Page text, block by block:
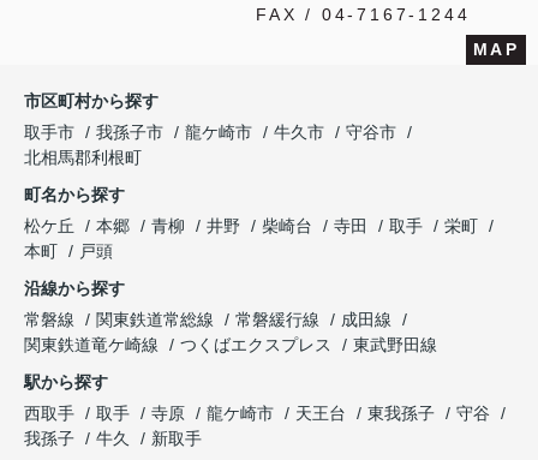
FAX / 04-7167-1244
MAP
市区町村から探す
取手市
我孫子市 龍ケ崎市 牛久市
守谷市
北相馬郡利根町
町名から探す
松ケ丘
本郷 青柳 井野 柴崎台 寺田 取手
栄町
本町
戸頭
沿線から探す
常磐線
関東鉄道常総線 常磐緩行線
成田線
関東鉄道竜ケ崎線
つくばエクスプレス
東武野田線
駅から探す
西取手
取手 寺原 龍ケ崎市 天王台 東我孫子
守谷
我孫子
牛久 新取手